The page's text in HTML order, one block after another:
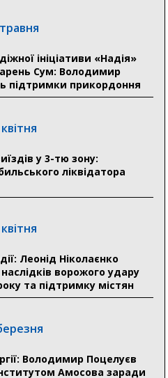
згоріли. Як допомогти
відновитися
та підтримку
група оздоровилася
115 компенсацій на
на 6,6 млн грн
липня
Пенсійний фонд
ініціативи «Надія»
Сум: Володимир
підтримки прикордоння
у 3-тю зону:
ліквідатора
Леонід Ніколаєнко
ворожого удару
та підтримку містян
Володимир Поцелуєв
Амосова заради